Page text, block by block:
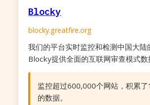
Blocky
blocky.greatfire.org
我们的平台实时监控和检测中国大陆
Blocky提供全面的互联网审查模式数
监控超过600,000个网站，积累
的数据。